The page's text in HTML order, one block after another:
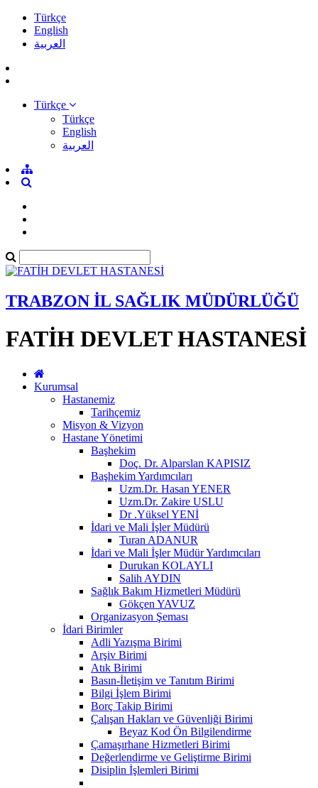
Türkçe
English
العربية
Türkçe
Türkçe
English
العربية
TRABZON İL SAĞLIK MÜDÜRLÜĞÜ
FATİH DEVLET HASTANESİ
Kurumsal
Hastanemiz
Tarihçemiz
Misyon & Vizyon
Hastane Yönetimi
Başhekim
Doç. Dr. Alparslan KAPISIZ
Başhekim Yardımcıları
Uzm.Dr. Hasan YENER
Uzm.Dr. Zakire USLU
Dr .Yüksel YENİ
İdari ve Mali İşler Müdürü
Turan ADANUR
İdari ve Mali İşler Müdür Yardımcıları
Durukan KOLAYLI
Salih AYDIN
Sağlık Bakım Hizmetleri Müdürü
Gökçen YAVUZ
Organizasyon Şeması
İdari Birimler
Adli Yazışma Birimi
Arşiv Birimi
Atık Birimi
Basın-İletişim ve Tanıtım Birimi
Bilgi İşlem Birimi
Borç Takip Birimi
Çalışan Hakları ve Güvenliği Birimi
Beyaz Kod Ön Bilgilendirme
Çamaşırhane Hizmetleri Birimi
Değerlendirme ve Geliştirme Birimi
Disiplin İşlemleri Birimi